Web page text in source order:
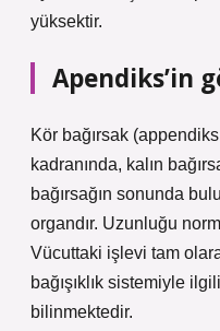
yüksektir.
Apendiks’in
Kör bağırsak
kadranında, kalın
bağırsağın sonunda
organdır. Uzunluğu
Vücuttaki işlevi tam
bağışıklık sistemiyle
bilinmektedir.